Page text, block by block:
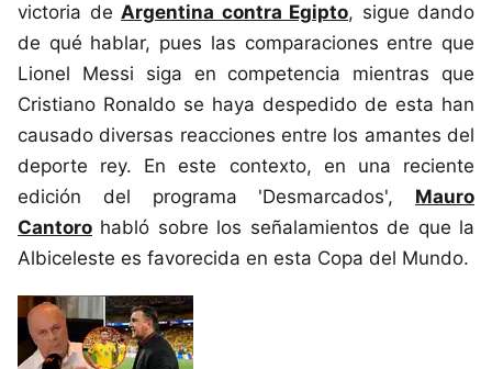
victoria de Argentina contra Egipto, sigue dando
de qué hablar, pues las comparaciones entre que
Lionel Messi siga en competencia mientras que
Cristiano Ronaldo se haya despedido de esta han
causado diversas reacciones entre los amantes del
deporte rey. En este contexto, en una reciente
edición del programa 'Desmarcados', Mauro
Cantoro habló sobre los señalamientos de que la
Albiceleste es favorecida en esta Copa del Mundo.